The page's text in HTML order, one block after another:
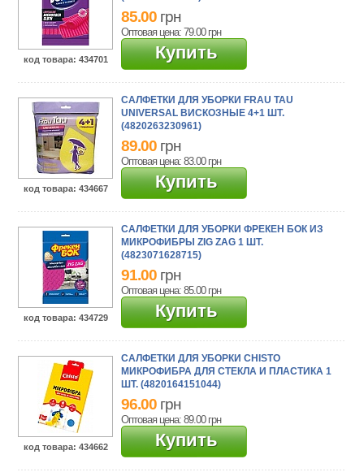
код товара: 434701
85.00 грн
Оптовая цена: 79.00 грн
Купить
код товара: 434667
САЛФЕТКИ ДЛЯ УБОРКИ FRAU TAU
UNIVERSAL ВИСКОЗНЫЕ 4+1 ШТ.
(4820263230961)
89.00 грн
Оптовая цена: 83.00 грн
Купить
код товара: 434729
САЛФЕТКИ ДЛЯ УБОРКИ ФРЕКЕН БОК ИЗ
МИКРОФИБРЫ ZIG ZAG 1 ШТ.
(4823071628715)
91.00 грн
Оптовая цена: 85.00 грн
Купить
код товара: 434662
САЛФЕТКИ ДЛЯ УБОРКИ CHISTO
МИКРОФИБРА ДЛЯ СТЕКЛА И ПЛАСТИКА 1
ШТ. (4820164151044)
96.00 грн
Оптовая цена: 89.00 грн
Купить